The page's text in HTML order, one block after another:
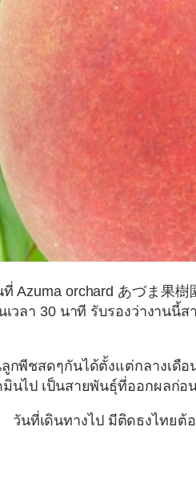
ที่Azuma orchard あづま果樹
เวลา 30 นาที รับรองว่างาน
ลูกพีชสดๆกันได้ตั้งแต่กลางเ
นไป เป็นสายพันธุ์ที่ออกผลก่อ
วันที่เดินทางไป มีติดธงไทยต้